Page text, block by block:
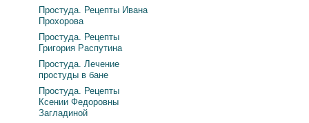
Простуда. Рецепты Ивана
Прохорова
Простуда. Рецепты
Григория Распутина
Простуда. Лечение
простуды в бане
Простуда. Рецепты
Ксении Федоровны
Загладиной